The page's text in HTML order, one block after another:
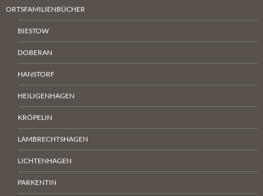
ORTSFAMILIENBÜCHER
BIESTOW
DOBERAN
HANSTORF
HEILIGENHAGEN
KRÖPELIN
LAMBRECHTSHAGEN
LICHTENHAGEN
PARKENTIN